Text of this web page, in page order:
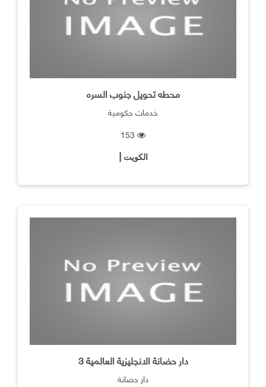
محطه تحويل جنوب السره
خدمات حكومية
الكويت |
دار حضانة الانجليزية العالمية 3
دار حضانة